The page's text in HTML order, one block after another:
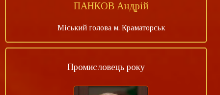
ПАНКОВ Андрій
Міський голова м. Краматорськ
Промисловець року